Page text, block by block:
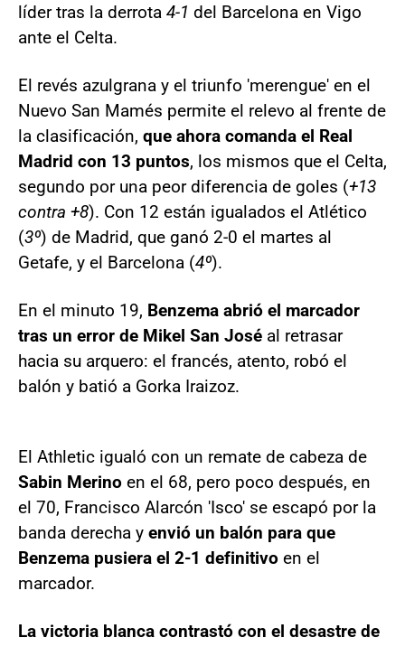
líder tras la derrota 4-1 del Barcelona en Vigo
ante el Celta.
El revés azulgrana y el triunfo 'merengue' en el
Nuevo San Mamés permite el relevo al frente de
la clasificación, que ahora comanda el Real
Madrid con 13 puntos, los mismos que el Celta,
segundo por una peor diferencia de goles (+13
contra +8). Con 12 están igualados el Atlético
(3º) de Madrid, que ganó 2-0 el martes al
Getafe, y el Barcelona (4º).
En el minuto 19, Benzema abrió el marcador
tras un error de Mikel San José al retrasar
hacia su arquero: el francés, atento, robó el
balón y batió a Gorka Iraizoz.
El Athletic igualó con un remate de cabeza de
Sabin Merino en el 68, pero poco después, en
el 70, Francisco Alarcón 'Isco' se escapó por la
banda derecha y envió un balón para que
Benzema pusiera el 2-1 definitivo en el
marcador.
La victoria blanca contrastó con el desastre de